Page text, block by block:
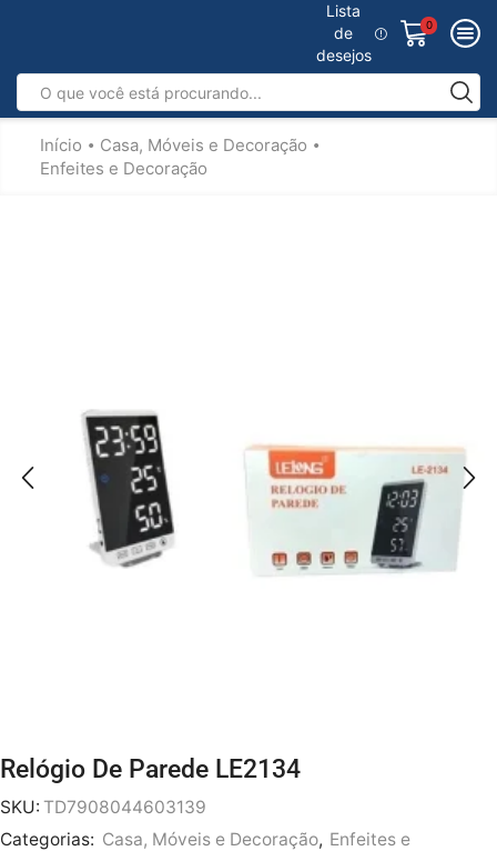
Lista
de
desejos
0
Início • Casa, Móveis e Decoração •
Enfeites e Decoração
Relógio De Parede LE2134
SKU: TD7908044603139
Categorias: Casa, Móveis e Decoração, Enfeites e